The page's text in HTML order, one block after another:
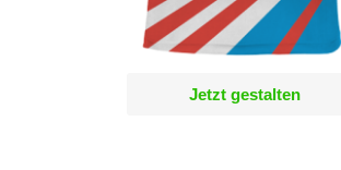
Jetzt gestalten